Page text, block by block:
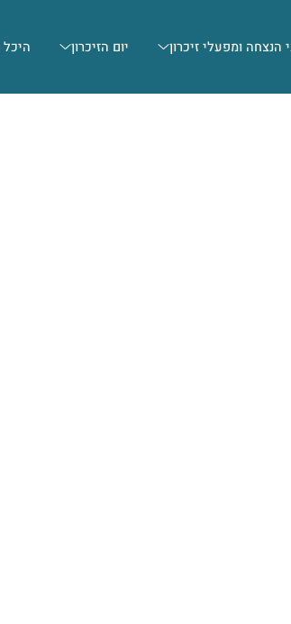
הנצחה ומפעלי זיכרון יום הזיכרון היכל